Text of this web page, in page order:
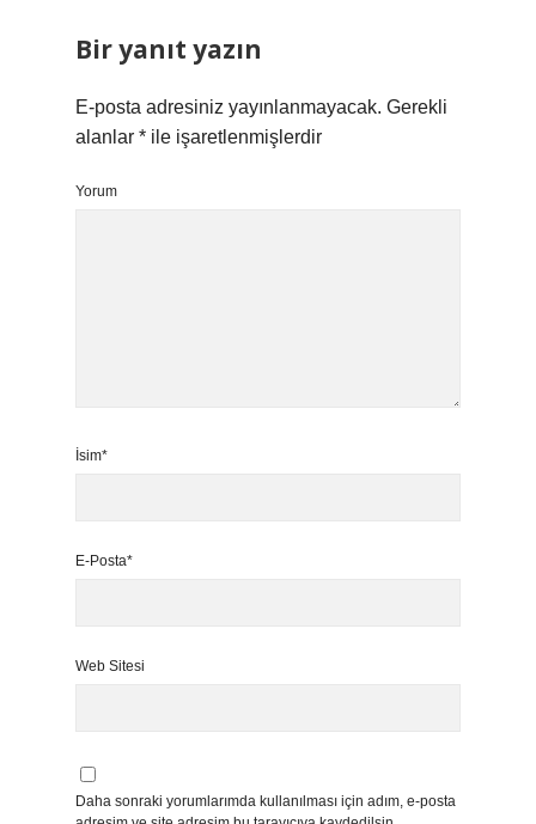
Bir yanıt yazın
E-posta adresiniz yayınlanmayacak. Gerekli
alanlar * ile işaretlenmişlerdir
Yorum
İsim*
E-Posta*
Web Sitesi
Daha sonraki yorumlarımda kullanılması için adım, e-posta